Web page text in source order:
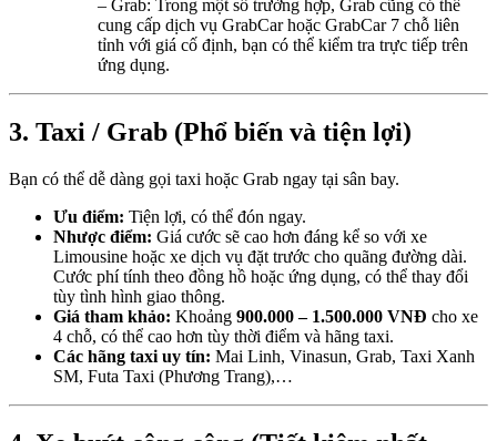
– Grab: Trong một số trường hợp, Grab cũng có thể
cung cấp dịch vụ GrabCar hoặc GrabCar 7 chỗ liên
tỉnh với giá cố định, bạn có thể kiểm tra trực tiếp trên
ứng dụng.
3. Taxi / Grab (Phổ biến và tiện lợi)
Bạn có thể dễ dàng gọi taxi hoặc Grab ngay tại sân bay.
Ưu điểm: Tiện lợi, có thể đón ngay.
Nhược điểm: Giá cước sẽ cao hơn đáng kể so với xe
Limousine hoặc xe dịch vụ đặt trước cho quãng đường dài.
Cước phí tính theo đồng hồ hoặc ứng dụng, có thể thay đổi
tùy tình hình giao thông.
Giá tham khảo: Khoảng 900.000 – 1.500.000 VNĐ cho xe
4 chỗ, có thể cao hơn tùy thời điểm và hãng taxi.
Các hãng taxi uy tín: Mai Linh, Vinasun, Grab, Taxi Xanh
SM, Futa Taxi (Phương Trang),…